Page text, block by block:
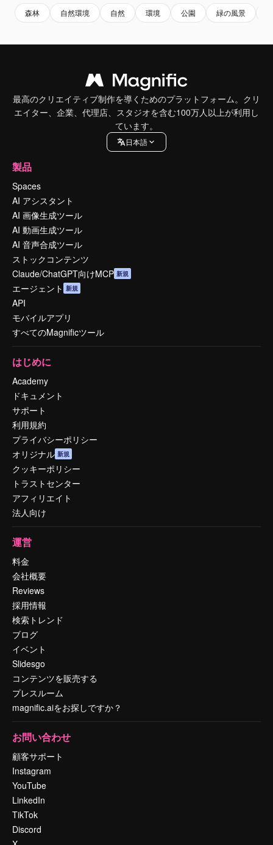
森林 自然環境 自然 環境 公園 緑の風景
最高のクリエイティブ制作を導くためのプラットフォーム。クリ
エイター、企業、代理店、スタジオを含む100万人以上が利用し
ています。
日本語
製品
Spaces
AI アシスタント
AI 画像生成ツール
AI 動画生成ツール
AI 音声合成ツール
ストックコンテンツ
Claude/ChatGPT向けMCP 新規
エージェント 新規
API
モバイルアプリ
すべてのMagnificツール
はじめに
Academy
ドキュメント
サポート
利用規約
プライバシーポリシー
オリジナル 新規
クッキーポリシー
トラストセンター
アフィリエイト
法人向け
運営
料金
会社概要
Reviews
採用情報
検索トレンド
ブログ
イベント
Slidesgo
コンテンツを販売する
プレスルーム
magnific.aiをお探しですか？
お問い合わせ
顧客サポート
Instagram
YouTube
LinkedIn
TikTok
Discord